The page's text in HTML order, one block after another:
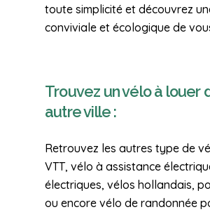
toute simplicité et découvrez
conviviale et écologique de
Trouvez un vélo à louer
autre ville :
Retrouvez les autres type de
VTT, vélo à assistance
électriques, vélos hollandais,
ou encore vélo de randonnée